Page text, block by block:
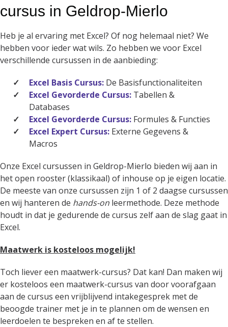
cursus in Geldrop-Mierlo
Heb je al ervaring met Excel? Of nog helemaal niet? We
hebben voor ieder wat wils. Zo hebben we voor Excel
verschillende cursussen in de aanbieding:
Excel Basis Cursus: De Basisfunctionaliteiten
Excel Gevorderde Cursus: Tabellen &
Databases
Excel Gevorderde Cursus: Formules & Functies
Excel Expert Cursus: Externe Gegevens &
Macros
Onze Excel cursussen in Geldrop-Mierlo bieden wij aan in
het open rooster (klassikaal) of inhouse op je eigen locatie.
De meeste van onze cursussen zijn 1 of 2 daagse cursussen
en wij hanteren de hands-on leermethode. Deze methode
houdt in dat je gedurende de cursus zelf aan de slag gaat in
Excel.
Maatwerk is kosteloos mogelijk!
Toch liever een maatwerk-cursus? Dat kan! Dan maken wij
er kosteloos een maatwerk-cursus van door voorafgaan
aan de cursus een vrijblijvend intakegesprek met de
beoogde trainer met je in te plannen om de wensen en
leerdoelen te bespreken en af te stellen.